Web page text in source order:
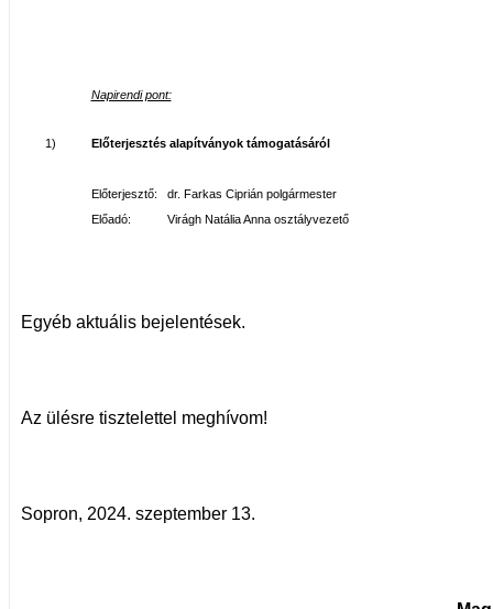
Napirendi pont:
1) Előterjesztés alapítványok támogatásáról
Előterjesztő: dr. Farkas Ciprián polgármester
Előadó: Virágh Natália Anna osztályvezető
Egyéb aktuális bejelentések.
Az ülésre tisztelettel meghívom!
Sopron, 2024. szeptember 13.